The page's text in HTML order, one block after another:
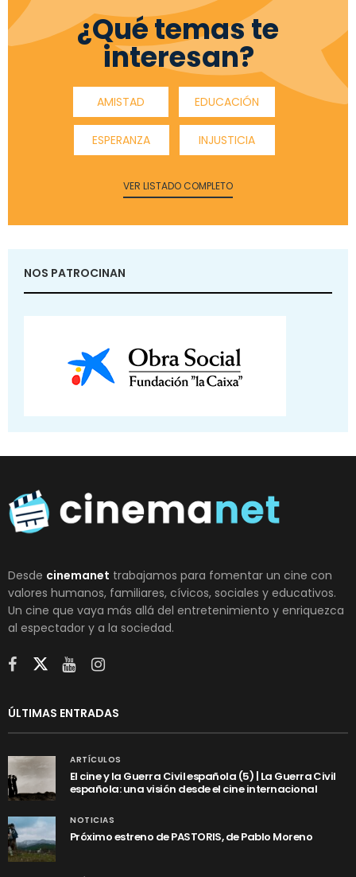
¿Qué temas te
interesan?
AMISTAD EDUCACIÓN
ESPERANZA INJUSTICIA
VER LISTADO COMPLETO
NOS PATROCINAN
Desde cinemanet trabajamos para fomentar un cine con
valores humanos, familiares, cívicos, sociales y educativos.
Un cine que vaya más allá del entretenimiento y enriquezca
al espectador y a la sociedad.
ÚLTIMAS ENTRADAS
ARTÍCULOS
El cine y la Guerra Civil española (5) | La Guerra Civil
española: una visión desde el cine internacional
NOTICIAS
Próximo estreno de PASTORIS, de Pablo Moreno